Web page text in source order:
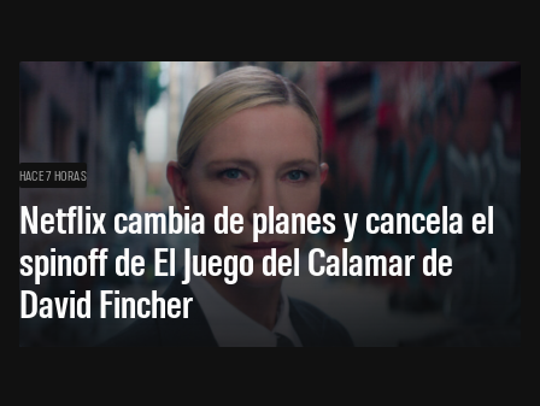
HACE 7 HORAS
Netflix cambia de planes y cancela el
spinoff de El Juego del Calamar de
David Fincher